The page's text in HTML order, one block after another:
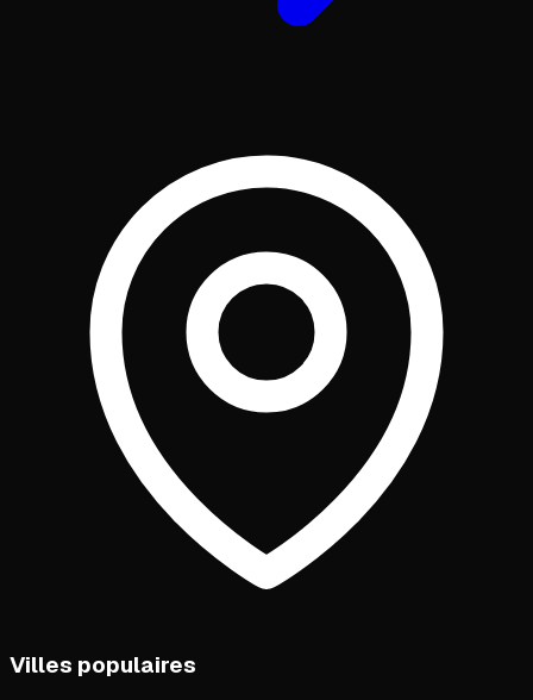
Villes populaires